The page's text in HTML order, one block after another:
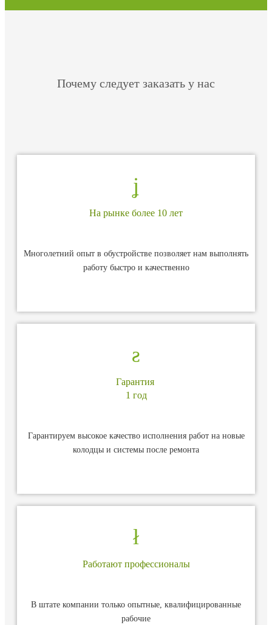
Почему следует заказать у нас
На рынке более 10 лет
Многолетний опыт в обустройстве позволяет нам выполнять
работу быстро и качественно
Гарантия
1 год
Гарантируем высокое качество исполнения работ на новые
колодцы и системы после ремонта
Работают профессионалы
В штате компании только опытные, квалифицированные
рабочие